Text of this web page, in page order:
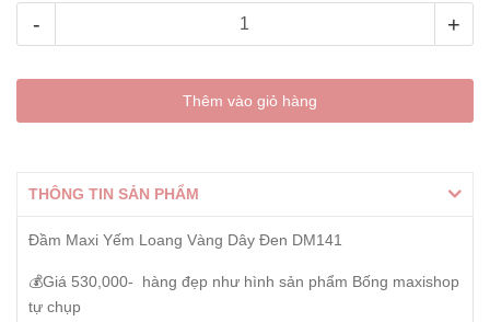
- +
Thêm vào giỏ hàng
THÔNG TIN SẢN PHẨM
Đầm Maxi Yếm Loang Vàng Dây Đen DM141
💰Giá 530,000- hàng đẹp như hình sản phẩm Bống maxishop
tự chụp